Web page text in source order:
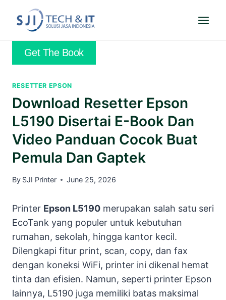
content
Get The Book
RESETTER EPSON
Download Resetter Epson
L5190 Disertai E-Book Dan
Video Panduan Cocok Buat
Pemula Dan Gaptek
By SJI Printer June 25, 2026
Printer Epson L5190 merupakan salah satu seri
EcoTank yang populer untuk kebutuhan
rumahan, sekolah, hingga kantor kecil.
Dilengkapi fitur print, scan, copy, dan fax
dengan koneksi WiFi, printer ini dikenal hemat
tinta dan efisien. Namun, seperti printer Epson
lainnya, L5190 juga memiliki batas maksimal